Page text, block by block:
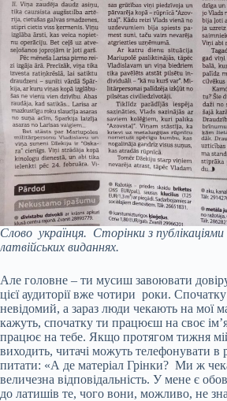
Слово українця. Сторінки з
латвійських виданнях.
Але головне – ти мусиш завоювати
цієї аудиторії вже чотири роки.
невідомий, а зараз люди чекають на мої
кажуть, спочатку ти працюєш на своє
працює на тебе. Якщо протягом тижня
виходить, читачі можуть телефонувати в
питати: «А де матеріал Грінки? Ми ж
величезна відповідальність. У мене є
до латишів те, чого вони, можливо, не